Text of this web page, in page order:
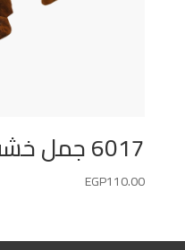
6017 جمل خشب
EGP110.00